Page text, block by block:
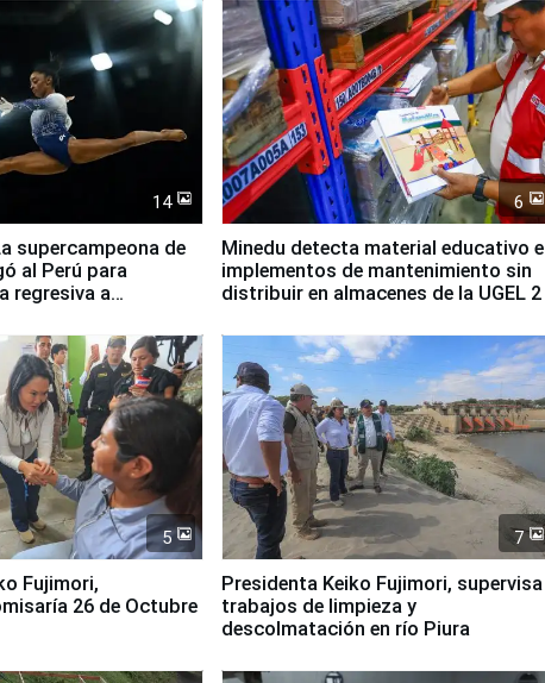
14
supercampeona de
al Perú para
regresiva a
6
Minedu detecta material educativo e
implementos de mantenimiento sin
distribuir en almacenes de la UGEL 2
5
26 de Octubre
7
Presidenta Keiko Fujimori, supervisa
trabajos de limpieza y
descolmatación en río Piura